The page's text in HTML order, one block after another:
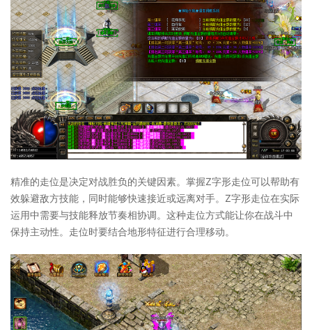
精准的走位是决定对战胜负的关键因素。掌握Z字形走位可以帮助有
效躲避敌方技能，同时能够快速接近或远离对手。Z字形走位在实际
运用中需要与技能释放节奏相协调。这种走位方式能让你在战斗中
保持主动性。走位时要结合地形特征进行合理移动。